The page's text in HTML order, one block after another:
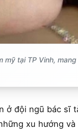
mỹ tại TP Vinh, mang
ở đội ngũ bác sĩ
xu hướng